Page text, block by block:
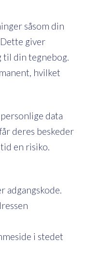
såsom din
giver
til din tegnebog.
hvilket
data
deres beskeder
en risiko.
adgangskode.
i stedet